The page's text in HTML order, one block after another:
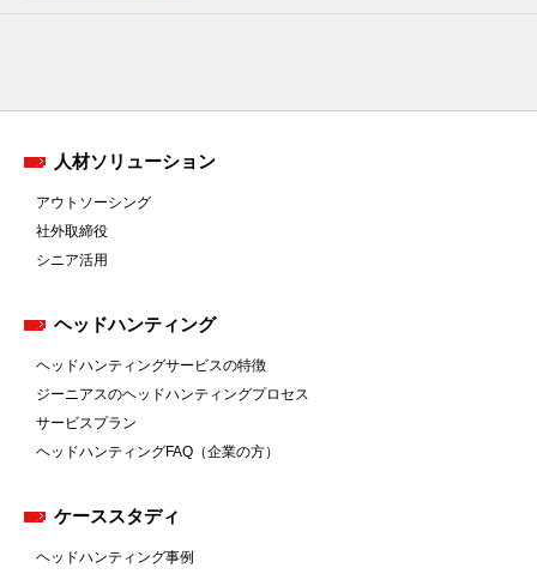
人材ソリューション
アウトソーシング
社外取締役
シニア活用
ヘッドハンティング
ヘッドハンティングサービスの特徴
ジーニアスのヘッドハンティングプロセス
サービスプラン
ヘッドハンティングFAQ（企業の方）
ケーススタディ
ヘッドハンティング事例